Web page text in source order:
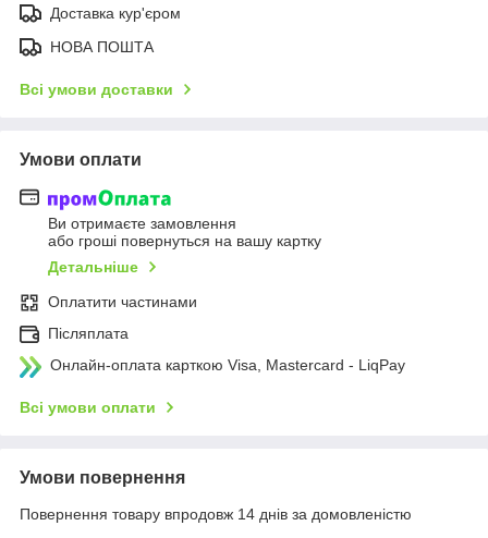
Доставка кур'єром
НОВА ПОШТА
Всі умови доставки
Умови оплати
Ви отримаєте замовлення
або гроші повернуться на вашу картку
Детальніше
Оплатити частинами
Післяплата
Онлайн-оплата карткою Visa, Mastercard - LiqPay
Всі умови оплати
Умови повернення
Повернення товару впродовж 14 днів за домовленістю